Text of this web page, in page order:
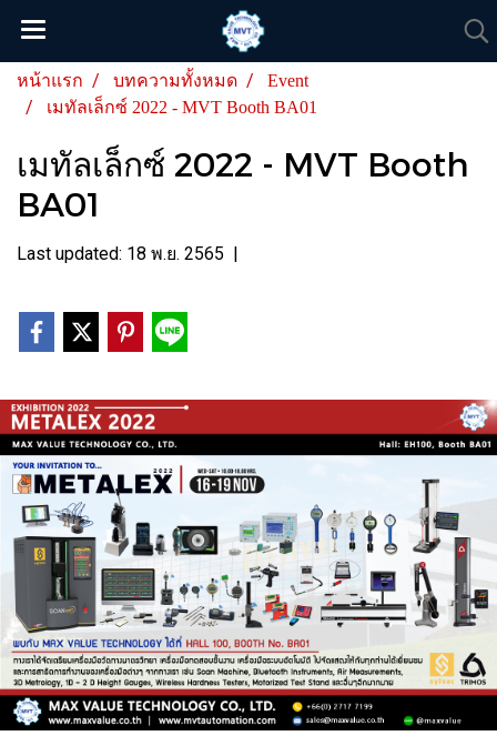
หน้าแรก บทความทั้งหมด
Event
เมทัลเล็กซ์ 2022 - MVT Booth BA01
เมทัลเล็กซ์ 2022 - MVT Booth
BA01
Last updated: 18 พ.ย. 2565 |